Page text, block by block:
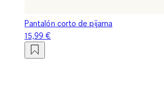
Pantalón corto de pijama
15,99 €